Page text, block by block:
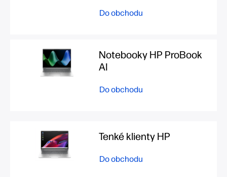
Do obchodu
Notebooky HP ProBook
AI
Do obchodu
Tenké klienty HP
Do obchodu